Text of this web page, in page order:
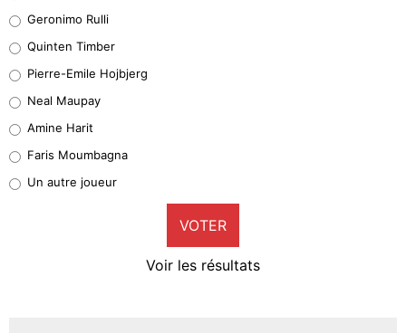
32%
5%
1%
9%
Geronimo Rulli
Quinten Timber
Pierre-Emile Hojbjerg
Neal Maupay
Amine Harit
Faris Moumbagna
Un autre joueur
VOTER
Voir les résultats